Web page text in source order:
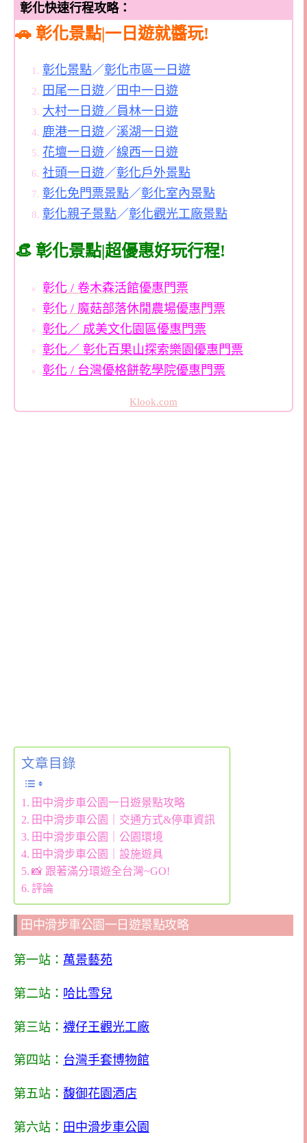
彰化快速行程攻略：
🚗 彰化景點|一日遊就醬玩!
彰化景點／彰化市區一日遊
田尾一日遊／ 田中一日遊
大村一日遊／ 員林一日遊
鹿港一日遊／溪湖一日遊
花壇一日遊／線西一日遊
社頭一日遊／彰化戶外景點
彰化免門票景點／彰化室內景點
彰化親子景點／彰化觀光工廠景點
👒 彰化景點|超優惠好玩行程!
彰化 / 卷木森活館優惠門票
彰化 / 魔菇部落休閒農場優惠門票
彰化／ 成美文化園區優惠門票
彰化／ 彰化百果山探索樂園優惠門票
彰化 / 台灣優格餅乾學院優惠門票
Klook.com
文章目錄
田中滑步車公園一日遊景點攻略
田中滑步車公園｜交通方式&停車資訊
田中滑步車公園｜公園環境
田中滑步車公園｜設施遊具
📸 跟著滿分環遊全台灣~GO!
評論
田中滑步車公園一日遊景點攻略
第一站： 萬景藝苑
第二站： 哈比雪兒
第三站： 襪仔王觀光工廠
第四站： 台灣手套博物館
第五站： 馥御花園酒店
第六站： 田中滑步車公園